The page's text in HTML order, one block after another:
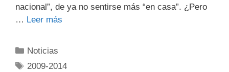
nacional”, de ya no sentirse más “en casa”. ¿Pero
… Leer más
Noticias
2009-2014